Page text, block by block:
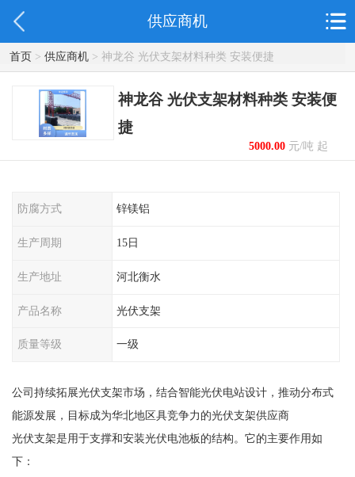
供应商机
首页> 供应商机> 神龙谷 光伏支架材料种类 安装便捷
神龙谷 光伏支架材料种类 安装便
捷
5000.00元/吨 起
防腐方式 锌镁铝
生产周期 15日
生产地址 河北衡水
产品名称 光伏支架
质量等级 一级
公司持续拓展光伏支架市场，结合智能光伏电站设计，推动分布式
能源发展，目标成为华北地区具竞争力的光伏支架供应商
光伏支架是用于支撑和安装光伏电池板的结构。它的主要作用如
下：